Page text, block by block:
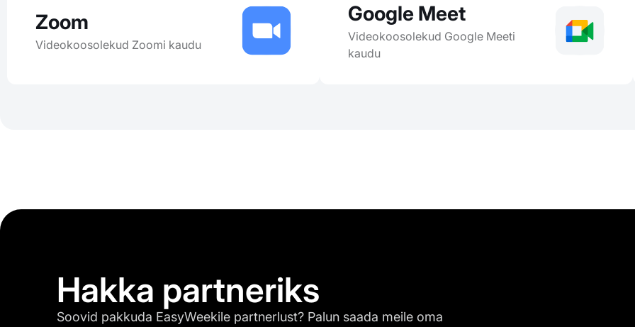
Zoom
Videokoosolekud Zoomi kaudu
Google Meet
Videokoosolekud Google Meeti
kaudu
Hakka partneriks
Soovid pakkuda EasyWeekile partnerlust? Palun saada meile oma